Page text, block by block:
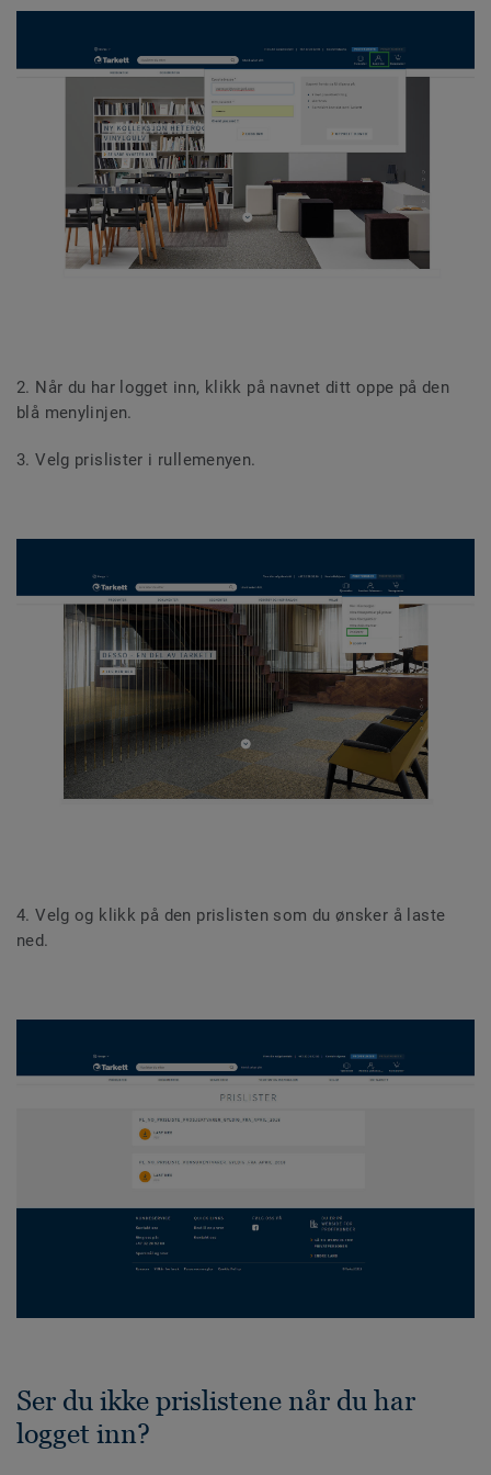
2. Når du har logget inn, klikk på navnet ditt oppe på den
blå menylinjen.
3. Velg prislister i rullemenyen.
4. Velg og klikk på den prislisten som du ønsker å laste
ned.
Ser du ikke prislistene når du har
logget inn?